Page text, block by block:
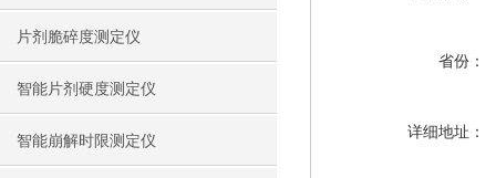
片剂脆碎度测定仪
智能片剂硬度测定仪
智能崩解时限测定仪
省份：
详细地址：